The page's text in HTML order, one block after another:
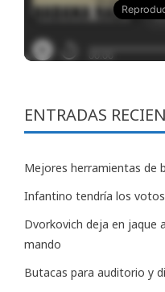
ENTRADAS
Mejores herramientas de
Infantino tendría los
Dvorkovich deja en jaque
mando
Butacas para auditorio y